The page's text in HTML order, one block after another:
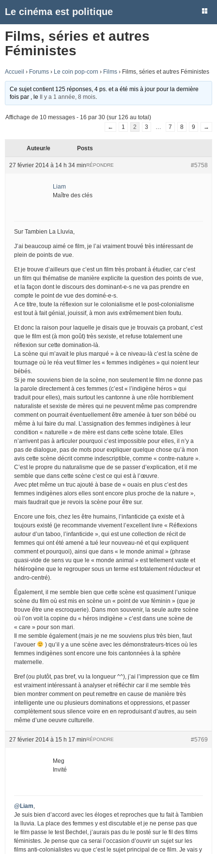
Le cinéma est politique
Films, séries et autres
Féministes
Accueil › Forums › Le coin pop-corn › Films › Films, séries et autres Féministes
Ce sujet contient 125 réponses, 4 ps. et a été mis à jour pour la dernière
fois par
, le Il y a 1 année, 8 mois
Affichage de 10 messages - 16 par 30 (sur 126 au total)
←
1 2 3 7 8 9 →
Auteur/e Posts
27 février 2014 à 14 h 34 min #5758
RÉPONDRE
Liam
Maître des clés
Sur Tambien La Lluvia,
J’ai beaucoup aimé ce film, je l’ai vraiment trouvé très intéressant de
plein de points de vue.
Et je trouve d’ailleurs que c’est un film très probant à étudier, car c’est
un film qui thématise de manière explicite la question des points de vue,
et la façon dont le discours des dominant-e-s ne va pas prendre en
compte le point de vue des dominé-e-s.
A ce titre, toute la réflexion sur le colonialisme et le post-colonialisme
est tout à fait génial, jouissif, à mon avis extrêmement bien foutu.
Et donc la raison pour laquelle je disais que je trouvais ça probant, c’est
que le film est (à mon goût) très sexiste, et refuse totalement une
réflexion sur cette domination-là.
La scène qui m’avait le plus marqué » à ce niveau-là c’est la scène de
tournage où le réa veut filmer les « femmes indigènes » qui noient leur
bébés.
Si je me souviens bien de la scène, non seulement le film ne donne pas
la parole directement à ces femmes (c’est « l’indigène héros » qui
traduit pour elles), mais surtout les cantonne à une rôle horriblement
naturaliste et sexiste de mères qui ne peuvent même pas comprendre
comment on pourrait éventuellement être amenée à tuer son bébé ou
même à lui faire du mal. L’assignation des femmes indigènes à leur
condition « naturelle » de mère est dans cette scène totale. Elles
n’arrivent pas à articuler pourquoi c’est impossible pour elles, il n’y a
pas de dialogue, pas de mots pour expliquer quelque chose qu’à mon
avis cette scène décrit comme indescriptible, comme « contre-nature ».
C’est le propre du naturalisme que de se passer d’explication, et il me
semble que dans cette scène c’est ce qui est à l’œuvre.
Avec ptet même un truc ajouté à base de « ouais en plus c’est des
femmes indigènes alors elles sont encore plus proche de la nature »,
mais faudrait que je revois la scène pour être sur.
Encore une fois, chez les être humains, l’infanticide ça existe et à
toujours existé (je recommande vivement l’excellent livre « Réflexions
autour d’un taboo, l’infanticide », qui est une collection de récit de
femmes qui ont été amené a tué leur nouveau-né et qui expliquent
comment et pourquoi), ainsi que dans « le monde animal » (phrase
quasi-vide de sens vu que le « monde animal » est tellement vaste et
hétérogène que le regrouper sous un terme est totalement réducteur et
andro-centré).
Également, il me semble bien que cette scène est quasiment l’unique
scène du film où est mis en scène un « point de vue féminin » (que je
trouve être une escroquerie). Dans mon souvenir, la seule autre scène
où l’on voit la copine du « héros indigène » c’est dans une scène de
« care » pour son mari.
Il me semble également (mais je ne me souviens plus très bien, faut
l’avouer
) qu’il y a une scène avec les démonstrateurs-trices où les
femmes indigènes sont encore une fois cantonnées à la sphère
maternelle.
Bref (ou plutôt, pas bref, vu la longueur ^^), j’ai l’impression que ce film
est vraiment intéressant à analyser et réfléchir car il me semble très
bien montrer comment on peut remettre en cause de manière très
intelligente une ou plusieurs dominations et oppressions, et passer
complètement sous silence voire en en reproduisant d’autres, au sein
même d’une oeuvre culturelle.
27 février 2014 à 15 h 17 min #5769
RÉPONDRE
Meg
Invité
@Liam
Je suis bien d’accord avec les éloges et reproches que tu fait à Tambien
la lluvia. La place des femmes y est discutable et je ne pense pas que
le film passe le test Bechdel, j’aurais pas du le posté sur le fil des films
féministes. Je pense que ca serai l’occasion d’ouvrir un sujet sur les
films anti-colonialistes vu que c’est le sujet principal de ce film. Je vais y